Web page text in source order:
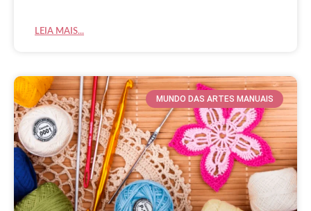
LEIA MAIS...
MUNDO DAS ARTES MANUAIS